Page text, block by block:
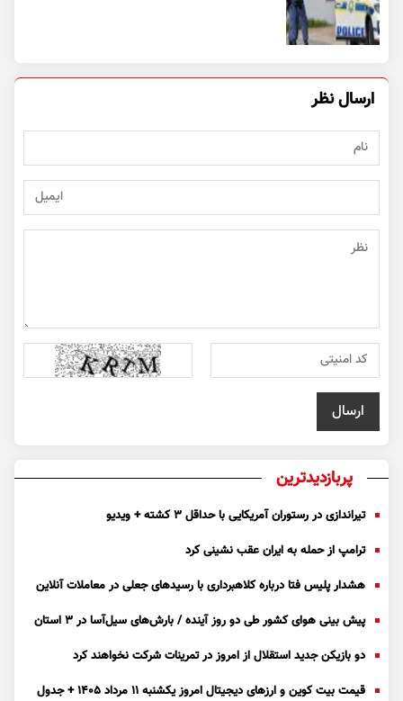
ارسال نظر
پربازدیدترین
تیراندازی در رستوران آمریکایی با حداقل ۳ کشته + ویدیو
ترامپ از حمله به ایران عقب نشینی کرد
هشدار پلیس فتا درباره کلاهبرداری با رسید‌های جعلی در معاملات آنلاین
پیش بینی هوای کشور طی دو روز آینده / بارش‌های سیل‌آسا در ۳ استان
دو بازیکن جدید استقلال از امروز در تمرینات شرکت نخواهند کرد
قیمت بیت کوین و ارز‌های دیجیتال امروز یکشنبه ۱۱ مرداد ۱۴۰۵ + جدول